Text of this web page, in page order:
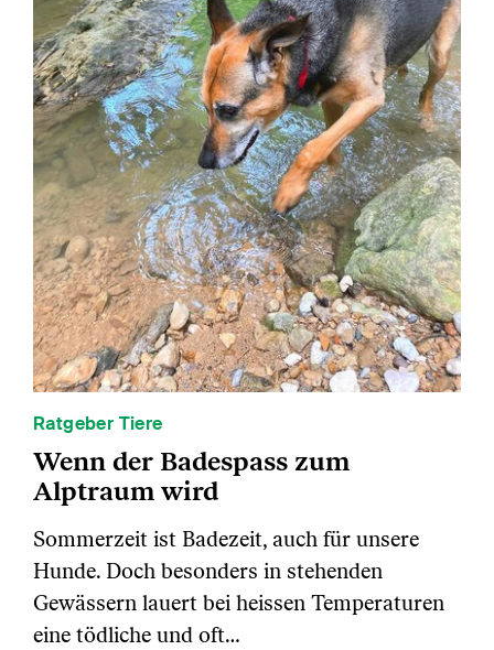
Ratgeber Tiere
Wenn der Badespass zum
Alptraum wird
Sommerzeit ist Badezeit, auch für unsere
Hunde. Doch besonders in stehenden
Gewässern lauert bei heissen Temperaturen
eine tödliche und oft…